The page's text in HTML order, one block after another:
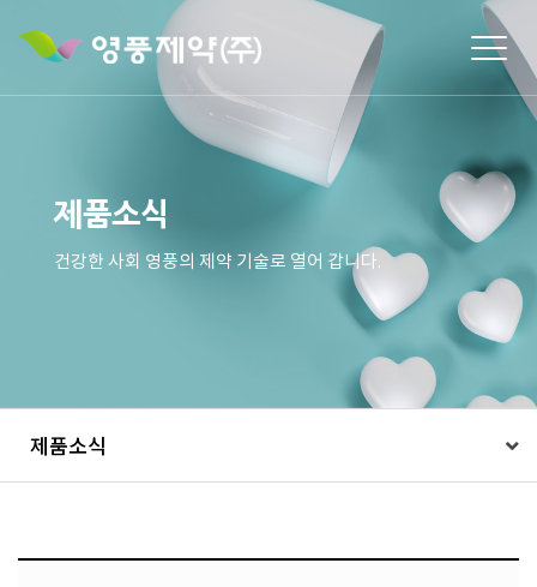
제품소식
건강한 사회 영풍의 제약 기술로 열어 갑니다.
제품소식